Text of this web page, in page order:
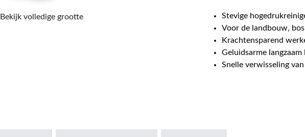
Bekijk volledige grootte
Stevige
Voor de landbouw,
Krachtensparend
Geluidsarme
Snelle verwisseling